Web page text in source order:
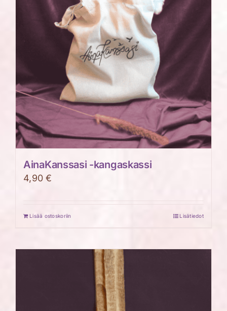
AinaKanssasi -kangaskassi
4,90€
Lisää ostoskoriin Lisätiedot